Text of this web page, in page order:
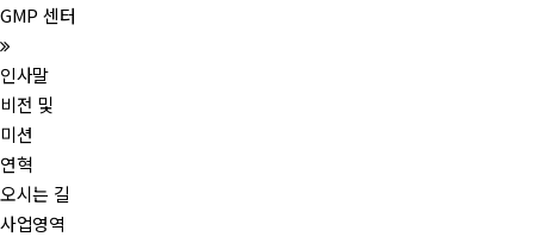
GMP 센터
인사말
비전 및
미션
연혁
오시는 길
사업영역